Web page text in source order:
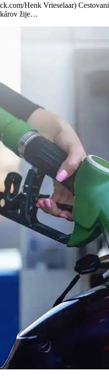
Henk Vrieselaar)
žije…